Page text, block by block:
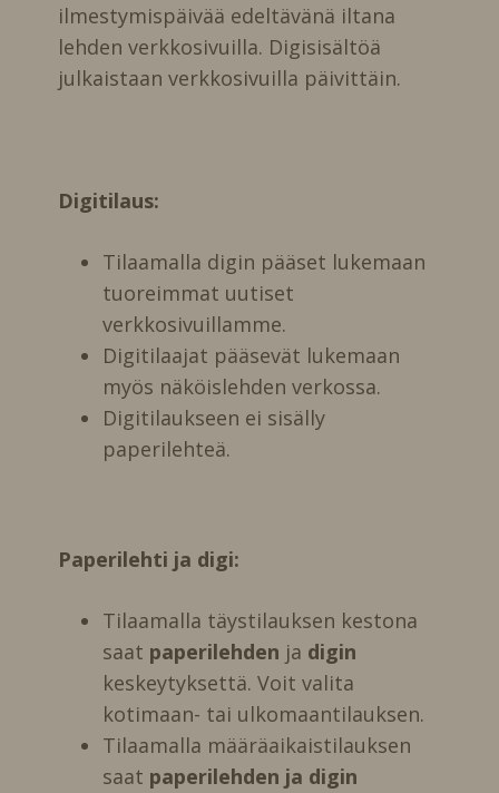
ilmestymispäivää edeltävänä iltana
lehden verkkosivuilla. Digisisältöä
julkaistaan verkkosivuilla päivittäin.
Digitilaus:
Tilaamalla digin pääset lukemaan
tuoreimmat uutiset
verkkosivuillamme.
Digitilaajat pääsevät lukemaan
myös näköislehden verkossa.
Digitilaukseen ei sisälly
paperilehteä.
Paperilehti ja digi:
Tilaamalla täystilauksen kestona
saat paperilehden ja digin
keskeytyksettä. Voit valita
kotimaan- tai ulkomaantilauksen.
Tilaamalla määräaikaistilauksen
saat paperilehden ja digin